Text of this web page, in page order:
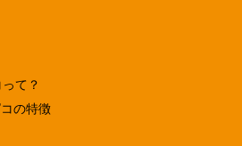
て？
の特徴